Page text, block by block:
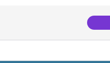
i democràtics